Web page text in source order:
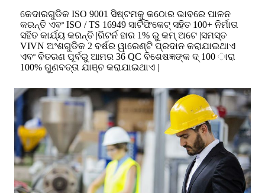
କେଦାରଗୁଡିକ ISO 9001 ସିଷ୍ଟମକୁ କଠୋର ଭାବରେ ପାଳନ
କରନ୍ତି ଏବଂ ISO / TS 16949 ସାର୍ଟିଫିକେଟ୍ ସହିତ 100+ ନିର୍ମାତା
ସହିତ କାର୍ଯ୍ୟ କରନ୍ତି |ରିଟର୍ନ ହାର 1% ରୁ କମ୍ ଅଟେ |ସମସ୍ତ
VIVN ଅଂଶଗୁଡିକ 2 ବର୍ଷର ୱାରେଣ୍ଟି ପ୍ରଦାନ କରାଯାଇଥାଏ
ଏବଂ ବିତରଣ ପୂର୍ବରୁ ଆମର 36 QC ବିଶେଷଜ୍ଞଙ୍କ ଦ୍ 100 ାରା
100% ଗୁଣବତ୍ତା ଯାଞ୍ଚ କରାଯାଇଥାଏ |